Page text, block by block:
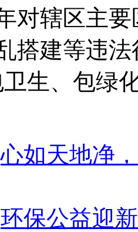
对辖区主
搭建等违
生、包绿
心如天地净
环保公益迎